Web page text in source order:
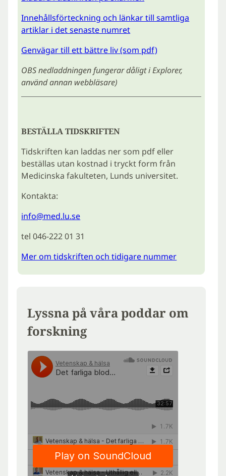
Innehållsförteckning och länkar till samtliga
artiklar i det senaste numret
Genvägar till ett bättre liv (som pdf)
OBS nedladdningen fungerar dåligt i Explorer,
använd annan webbläsare)
BESTÄLLA TIDSKRIFTEN
Tidskriften kan laddas ner som pdf eller
beställas utan kostnad i tryckt form från
Medicinska fakulteten, Lunds universitet.
Kontakta:
info@med.lu.se
tel 046-222 01 31
Mer om tidskriften och tidigare nummer
Lyssna på våra poddar om
forskning